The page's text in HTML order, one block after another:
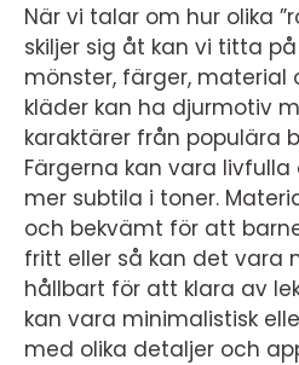
När vi talar om hur olika
skiljer sig åt kan vi titta
mönster, färger, material
kläder kan ha djurmotiv
karaktärer från populära
Färgerna kan vara
mer subtila i toner.
och bekvämt för att
fritt eller så kan det vara
hållbart för att klara av
kan vara minimalistisk
med olika detaljer och